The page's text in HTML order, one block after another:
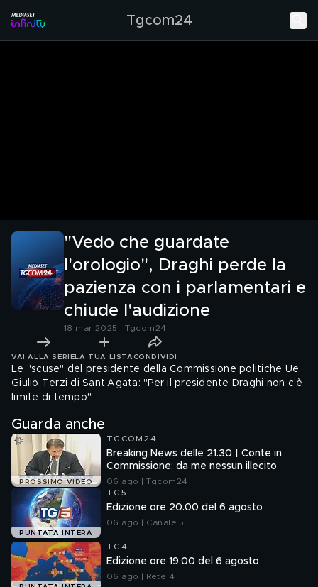
Tgcom24
"Vedo che guardate
l'orologio", Draghi perde la
pazienza con i parlamentari e
chiude l'audizione
18 mar 2025 | Tgcom24
VAI ALLA SERIE LA TUA LISTA CONDIVIDI
Le "scuse" del presidente della Commissione politiche Ue,
Giulio Terzi di Sant'Agata: "Per il presidente Draghi non c'è
limite di tempo"
Guarda anche
PROSSIMO VIDEO
TGCOM24
Breaking News delle 21.30 | Conte in
Commissione: da me nessun illecito
06 ago | Tgcom24
PUNTATA INTERA
TG5
Edizione ore 20.00 del 6 agosto
06 ago | Canale 5
TG4
Edizione ore 19.00 del 6 agosto
06 ago | Rete 4